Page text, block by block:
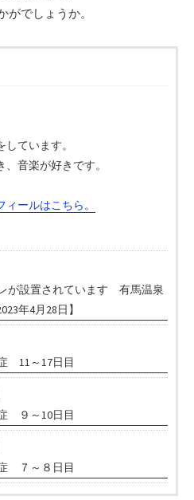
でしょうか。
ています。
音楽が好きです。
ールはこちら。
が設置されています 有馬温泉
年4月28日】
11～17日目
９～10日目
７～８日目